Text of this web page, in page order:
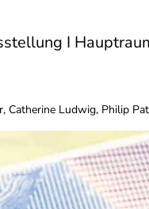
I
Catherine Ludwig, Philip